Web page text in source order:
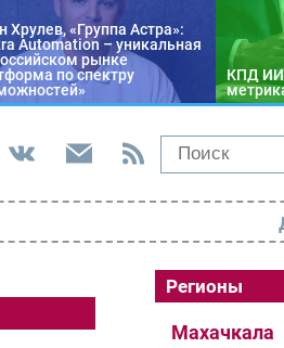
Хрулев, «Группа Астра»:
Automation – уникальная
рынке
по спектру
КПД
РАЗДЕЛЫ
Новости
Регионы
Махачкала